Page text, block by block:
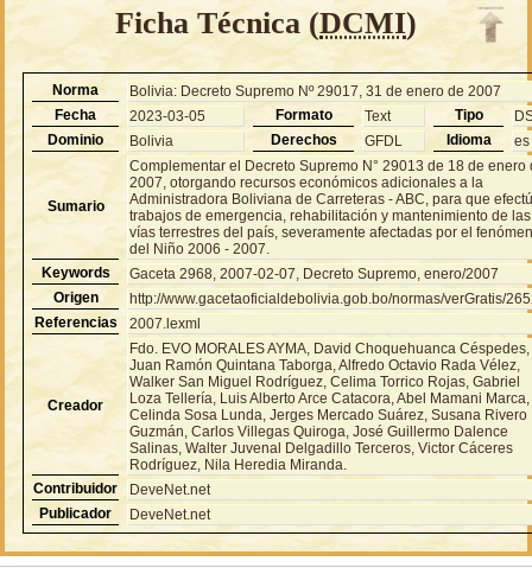
Ficha Técnica (DCMI)
Norma
Bolivia: Decreto Supremo Nº 29017, 31 de enero de 2007
Fecha
2023-03-05 Formato Text Tipo
Dominio
Bolivia Derechos GFDL Idioma es
Sumario
Complementar el Decreto Supremo N° 29013 de 18 de enero
2007, otorgando recursos económicos adicionales a la
Administradora Boliviana de Carreteras - ABC, para que
trabajos de emergencia, rehabilitación y mantenimiento de las
vías terrestres del país, severamente afectadas por el
del Niño 2006 - 2007.
Keywords
Gaceta 2968, 2007-02-07, Decreto Supremo, enero/2007
Origen
http://www.gacetaoficialdebolivia.gob.bo/normas/verGratis/
Referencias
2007.lexml
Creador
Fdo. EVO MORALES AYMA, David Choquehuanca Céspedes,
Juan Ramón Quintana Taborga, Alfredo Octavio Rada Vélez,
Walker San Miguel Rodríguez, Celima Torrico Rojas, Gabriel
Loza Tellería, Luis Alberto Arce Catacora, Abel Mamani Marca,
Celinda Sosa Lunda, Jerges Mercado Suárez, Susana Rivero
Guzmán, Carlos Villegas Quiroga, José Guillermo Dalence
Salinas, Walter Juvenal Delgadillo Terceros, Victor Cáceres
Rodríguez, Nila Heredia Miranda.
Contribuidor
DeveNet.net
Publicador
DeveNet.net